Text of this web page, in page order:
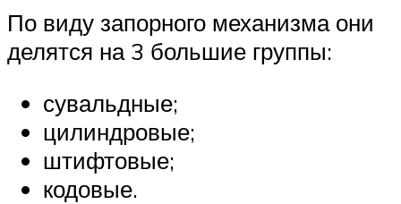
По виду запорного механизма они
делятся на 3 большие группы:
сувальдные;
цилиндровые;
штифтовые;
кодовые.